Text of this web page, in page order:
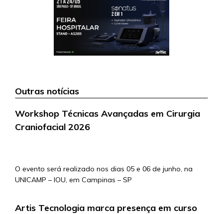
Outras notícias
Workshop Técnicas Avançadas em Cirurgia
Craniofacial 2026
O evento será realizado nos dias 05 e 06 de junho, na
UNICAMP – IOU, em Campinas – SP
Artis Tecnologia marca presença em curso